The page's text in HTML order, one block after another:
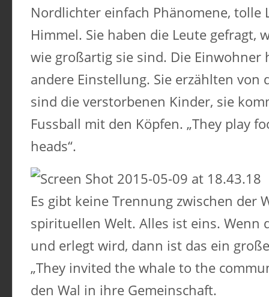
Nordlichter einfach Phänomene, tolle
Himmel. Sie haben die Leute gefragt,
wie großartig sie sind. Die Einwohner
andere Einstellung. Sie erzählten von
sind die verstorbenen Kinder, sie
Fussball mit den Köpfen. „They play
heads“.
Es gibt keine Trennung zwischen der
spirituellen Welt. Alles ist eins. Wenn
und erlegt wird, dann ist das ein
„They invited the whale to the
den Wal in ihre Gemeinschaft.